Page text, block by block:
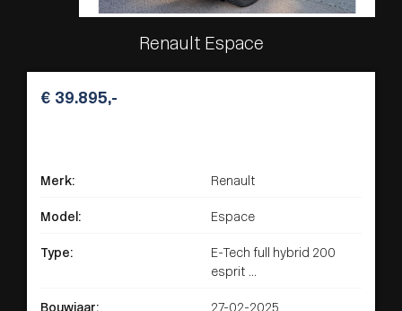
Renault Espace
€ 39.895,-
Merk: Renault
Model: Espace
Type:
E-Tech full hybrid 200
esprit ...